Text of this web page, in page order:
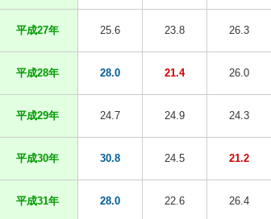
平成27年 25.6 23.8 26.3
平成28年 28.0 21.4 26.0
平成29年 24.7 24.9 24.3
平成30年 30.8 24.5 21.2
平成31年 28.0 22.6 26.4